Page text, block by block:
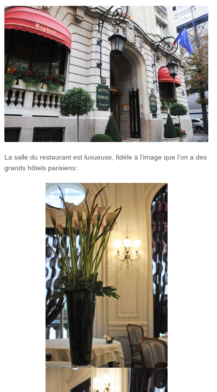
La salle du restaurant est luxueuse, fidèle à l’image que l’on a des
grands hôtels parisiens: